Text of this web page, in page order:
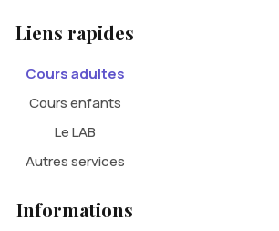
Liens rapides
Cours adultes
Cours enfants
Le LAB
Autres services
Informations